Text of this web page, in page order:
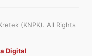
(KNPK). All Rights
Digital